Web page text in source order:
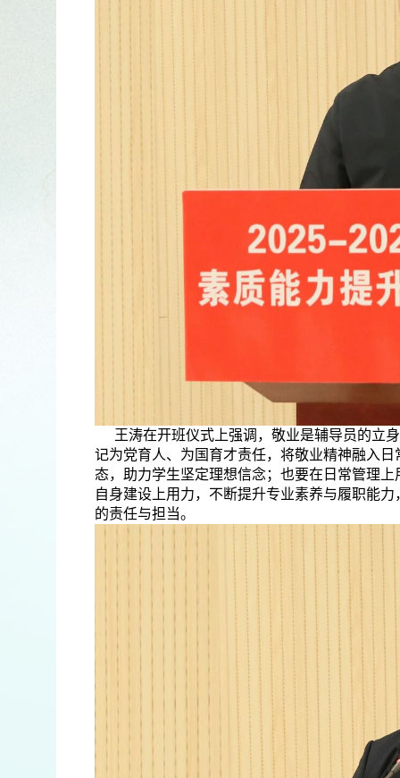
王涛在开班仪式上强调，敬业是辅导员的立
记为党育人、为国育才责任，将敬业精神融入
态，助力学生坚定理想信念；也要在日常管理
自身建设上用力，不断提升专业素养与履职能
的责任与担当。